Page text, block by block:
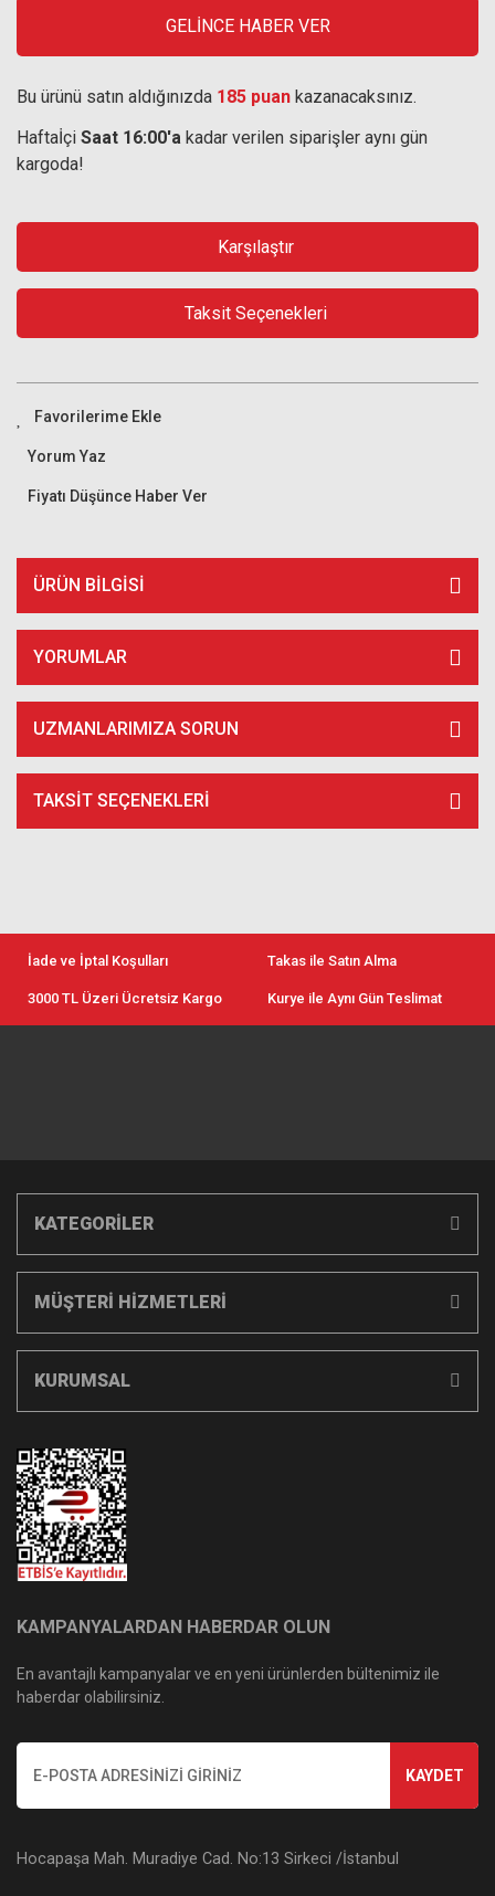
GELİNCE HABER VER
Bu ürünü satın aldığınızda 185 puan kazanacaksınız.
Haftaİçi Saat 16:00'a kadar verilen siparişler aynı gün
kargoda!
Karşılaştır
Taksit Seçenekleri
Yorum Yaz
Fiyatı Düşünce Haber Ver
ÜRÜN BILGISI
YORUMLAR
UZMANLARIMIZA SORUN
TAKSIT SEÇENEKLERI
İade ve İptal Koşulları Takas ile Satın Alma
3000 TL Üzeri Ücretsiz Kargo Kurye ile Aynı Gün Teslimat
KATEGORİLER
MÜŞTERİ HİZMETLERİ
KURUMSAL
KAMPANYALARDAN HABERDAR OLUN
En avantajlı kampanyalar ve en yeni ürünlerden bültenimiz ile
haberdar olabilirsiniz.
KAYDET
Hocapaşa Mah. Muradiye Cad. No:13 Sirkeci /İstanbul